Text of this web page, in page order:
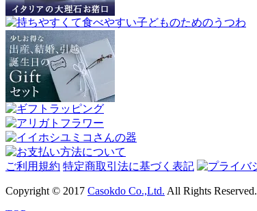
ご利用規約 特定商取引法に基づく表記
Copyright © 2017 Casokdo Co.,Ltd. All Rights Reserved.